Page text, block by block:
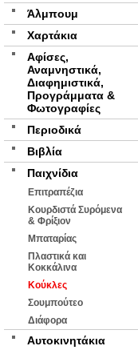
Άλμπουμ
Χαρτάκια
Αφίσες,
Αναμνηστικά,
Διαφημιστικά,
Προγράμματα &
Φωτογραφίες
Περιοδικά
Βιβλία
Παιχνίδια
Επιτραπέζια
Κουρδιστά Συρόμενα
& Φρίξιον
Μπαταρίας
Πλαστικά και
Κοκκάλινα
Κούκλες
Σουμπούτεο
Διάφορα
Αυτοκινητάκια